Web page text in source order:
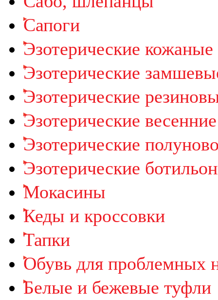
Сапоги
Эзотерические кожаные
Эзотерические
Эзотерические
Эзотерические
Эзотерические
Эзотерические
Мокасины
Кеды и кроссовки
Тапки
Обувь для проблемных
Белые и бежевые туфли